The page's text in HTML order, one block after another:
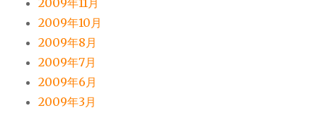
2009年10月
2009年8月
2009年7月
2009年6月
2009年3月